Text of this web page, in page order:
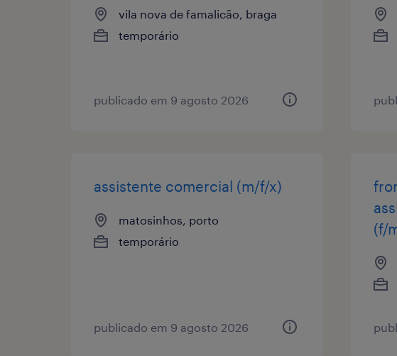
vila nova de famalicão, braga
temporário
publicado em 9 agosto 2026
assistente comercial (m/f/x)
matosinhos, porto
temporário
publicado em 9 agosto 2026
(f/